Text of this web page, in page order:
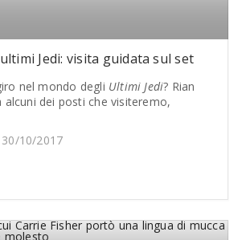
Jedi: visita guidata sul set
nel mondo degli Ultimi Jedi? Rian
alcuni dei posti che visiteremo,
30/10/2017